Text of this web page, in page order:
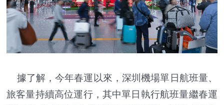
據了解，今年春運以來，深圳機場單日航班量、
旅客量持續高位運行，其中單日執行航班量繼春運